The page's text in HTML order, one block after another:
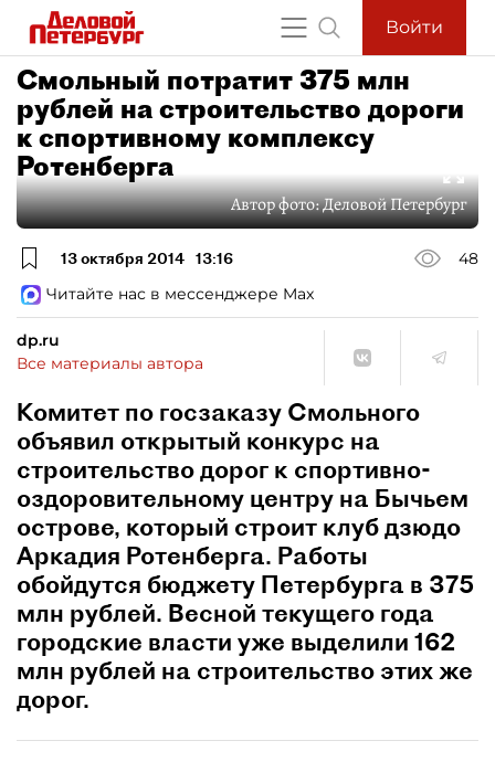
Войти
Смольный потратит 375 млн
рублей на строительство дороги
к спортивному комплексу
Ротенберга
Автор фото:Деловой Петербург
13 октября 2014 13:16
48
Читайте нас в мессенджере Max
dp.ru
Все материалы автора
Комитет по госзаказу Смольного
объявил открытый конкурс на
строительство дорог к спортивно-
оздоровительному центру на Бычьем
острове, который строит клуб дзюдо
Аркадия Ротенберга. Работы
обойдутся бюджету Петербурга в 375
млн рублей. Весной текущего года
городские власти уже выделили 162
млн рублей на строительство этих же
дорог.